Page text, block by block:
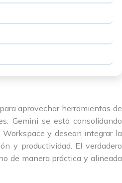
aprovechar herramientas de
Gemini se está consolidando
y desean integrar la
y productividad. El verdadero
de manera práctica y alineada